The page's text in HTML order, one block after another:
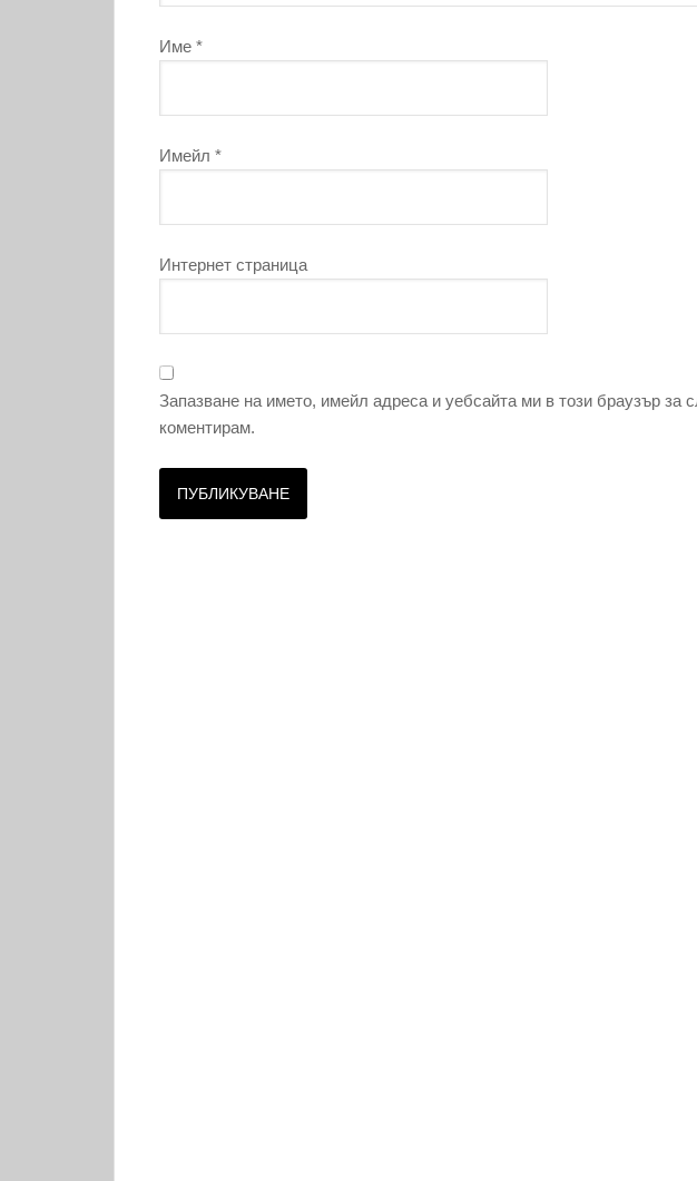
Име *
Имейл *
Интернет страница
Запазване на името, имейл адреса и уебсайта ми в този браузър за
коментирам.